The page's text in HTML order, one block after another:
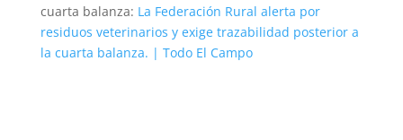
cuarta balanza: La Federación Rural alerta por
residuos veterinarios y exige trazabilidad posterior a
la cuarta balanza. | Todo El Campo